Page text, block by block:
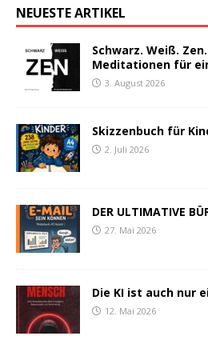
NEUESTE ARTIKEL
Schwarz. Weiß.
Meditationen für
3. August 2026
Skizzenbuch für
2. Juli 2026
DER ULTIMATIVE
27. Mai 2026
Die KI ist auch nur
12. Mai 2026